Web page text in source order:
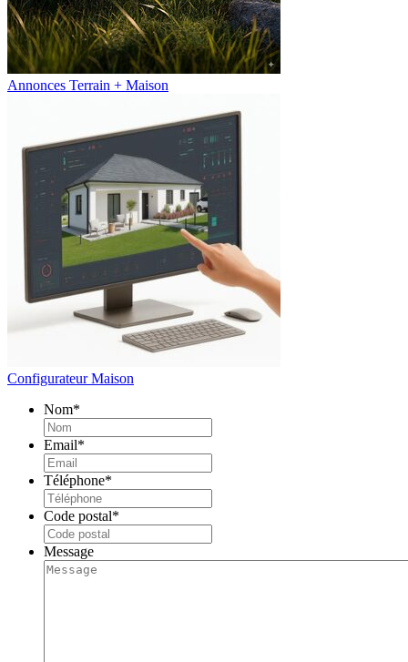
Annonces Terrain + Maison
Configurateur Maison
Nom*
Email*
Téléphone*
Code postal*
Message